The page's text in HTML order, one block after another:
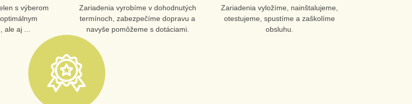
s výberom
ale aj ...
Zariadenia vyrobíme v dohodnutých
termínoch, zabezpečíme dopravu a
navyše pomôžeme s dotáciami.
Zariadenia vyložíme, nainštalujeme,
otestujeme, spustíme a zaškolíme
obsluhu.